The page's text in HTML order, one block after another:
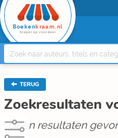
Boeken kraam.nl
Stapel op voordeel
TERUG
Zoekresultaten
Geen resultaten